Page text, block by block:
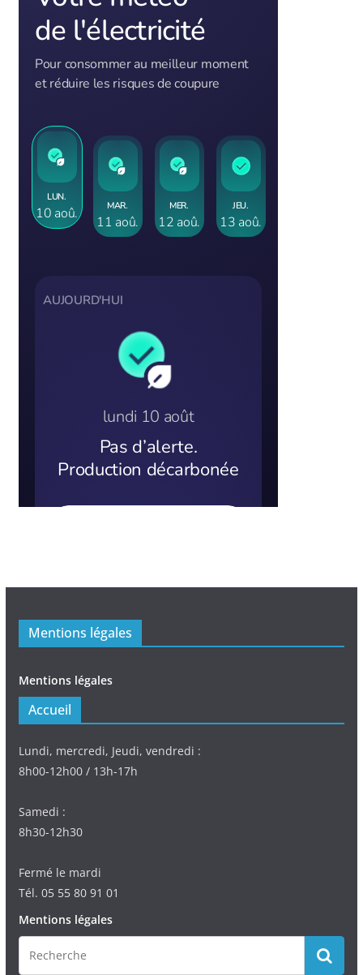
Mentions légales
Mentions légales
Accueil
Lundi, mercredi, Jeudi, vendredi :
8h00-12h00 / 13h-17h
Samedi :
8h30-12h30
Fermé le mardi
Tél. 05 55 80 91 01
Mentions légales